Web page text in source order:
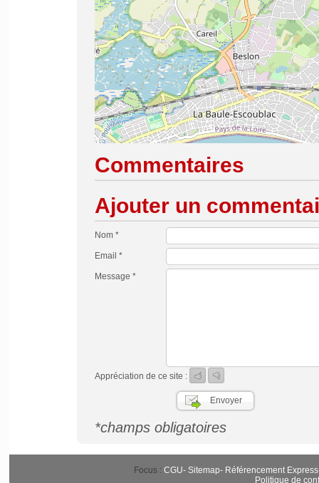
Commentaires
Ajouter un
Nom *
Email *
Message *
Appréciation de ce site :
*champs obligatoires
Focus : CGU- Sitemap- Référencement Express
Politique de